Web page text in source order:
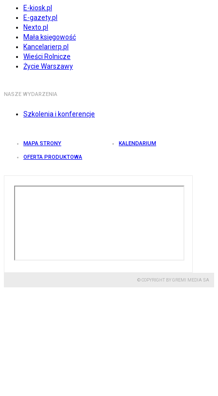
E-kiosk.pl
E-gazety.pl
Nexto.pl
Mała księgowość
Kancelarierp.pl
Wieści Rolnicze
Życie Warszawy
NASZE WYDARZENIA
Szkolenia i konferencje
MAPA STRONY KALENDARIUM
OFERTA PRODUKTOWA
© COPYRIGHT BY GREMI MEDIA SA